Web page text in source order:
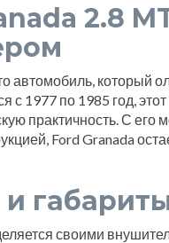
2.8
автомобиль, который
с 1977 по 1985 год,
практичность. С
Ford Granada
своими